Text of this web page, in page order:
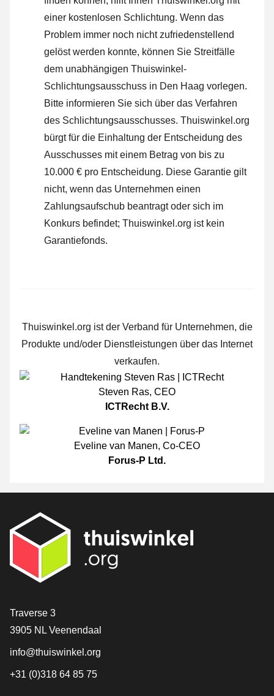
einer kostenlosen Schlichtung. Wenn das
Problem immer noch nicht zufriedenstellend
gelöst werden konnte, können Sie Streitfälle
dem unabhängigen Thuiswinkel-
Schlichtungsausschuss in Den Haag vorlegen.
Bitte informieren Sie sich über das Verfahren
des Schlichtungsausschusses. Thuiswinkel.org
bürgt für die Einhaltung der Entscheidung des
Ausschusses mit einem Betrag von bis zu
10.000 € pro Entscheidung. Diese Garantie gilt
nicht, wenn das Unternehmen einen
Zahlungsaufschub beantragt oder sich im
Konkurs befindet; Thuiswinkel.org ist kein
Garantiefonds.
Thuiswinkel.org ist der Verband für Unternehmen, die
Produkte und/oder Dienstleistungen über das Internet
verkaufen.
Steven Ras, CEO
ICTRecht B.V.
Eveline van Manen, Co-CEO
Forus-P Ltd.
[_General:Contact]
Traverse 3
3905 NL Veenendaal
info@thuiswinkel.org
+31 (0)318 64 85 75